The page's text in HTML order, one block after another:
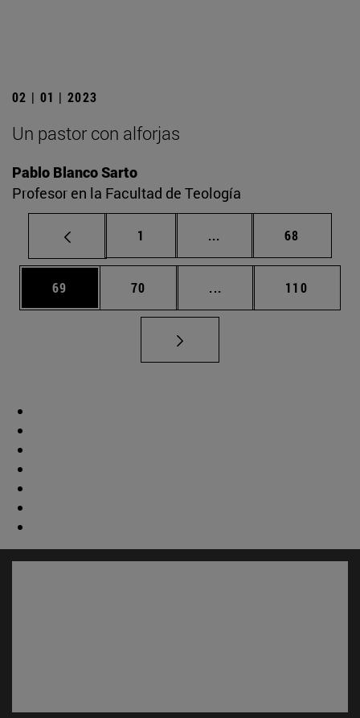
02 | 01 | 2023
Un pastor con alforjas
Pablo Blanco Sarto
Profesor en la Facultad de Teología
Página
1 ... Páginas intermedias
Página
68
Página
69 Página
70 ... Páginas intermedias
Página
110